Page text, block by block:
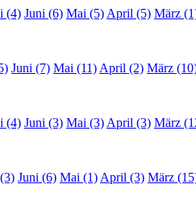
(4) Juni (6) Mai (5) April (5) März
Juni (7) Mai (11) April (2) März
(4) Juni (3) Mai (3) April (3) März
Juni (6) Mai (1) April (3) März